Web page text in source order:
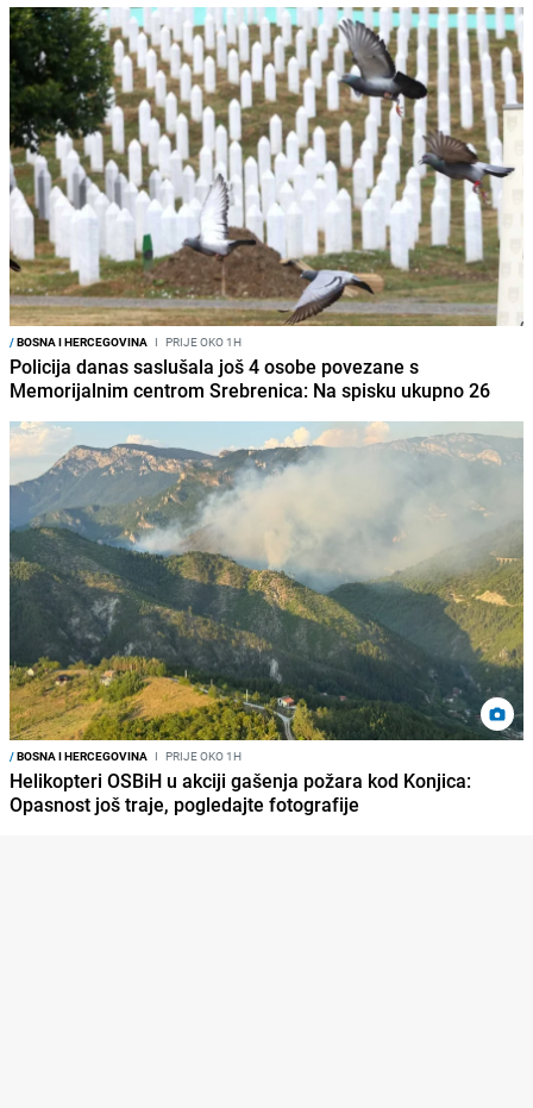
/BOSNA I HERCEGOVINA I PRIJE OKO 1H
Policija danas saslušala još 4 osobe povezane s
Memorijalnim centrom Srebrenica: Na spisku ukupno 26
/BOSNA I HERCEGOVINA I PRIJE OKO 1H
Helikopteri OSBiH u akciji gašenja požara kod Konjica:
Opasnost još traje, pogledajte fotografije